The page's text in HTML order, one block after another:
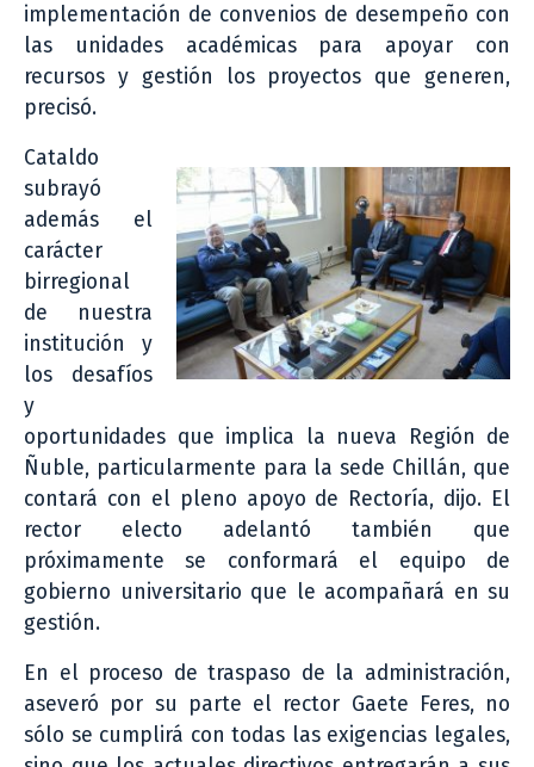
implementación de convenios de desempeño con
las unidades académicas para apoyar con
recursos y gestión los proyectos que generen,
precisó.
Cataldo
subrayó
además el
carácter
birregional
de nuestra
institución y
los desafíos
y
oportunidades que implica la nueva Región de
Ñuble, particularmente para la sede Chillán, que
contará con el pleno apoyo de Rectoría, dijo. El
rector electo adelantó también que
próximamente se conformará el equipo de
gobierno universitario que le acompañará en su
gestión.
En el proceso de traspaso de la administración,
aseveró por su parte el rector Gaete Feres, no
sólo se cumplirá con todas las exigencias legales,